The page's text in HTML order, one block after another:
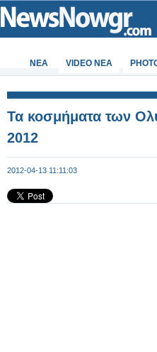
ΝΕΑ VIDEO NEA
Τα κοσμήματα των
2012
2012-04-13 11:11:03